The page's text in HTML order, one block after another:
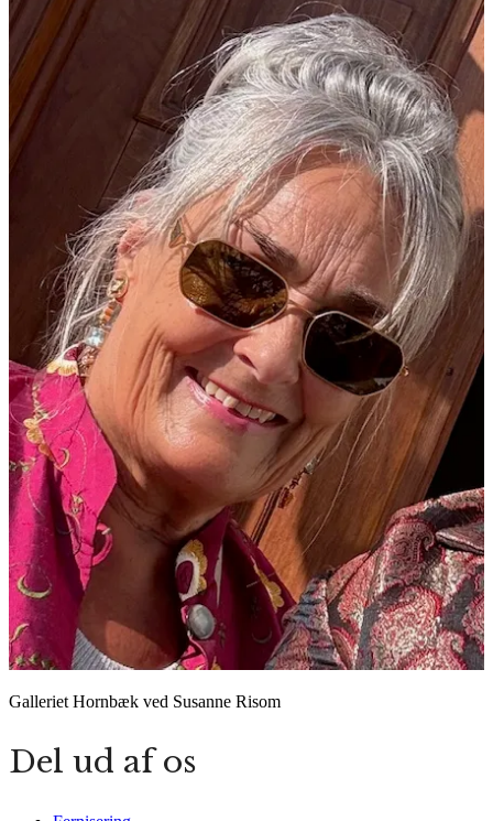
Galleriet Hornbæk ved Susanne Risom
Del ud af os